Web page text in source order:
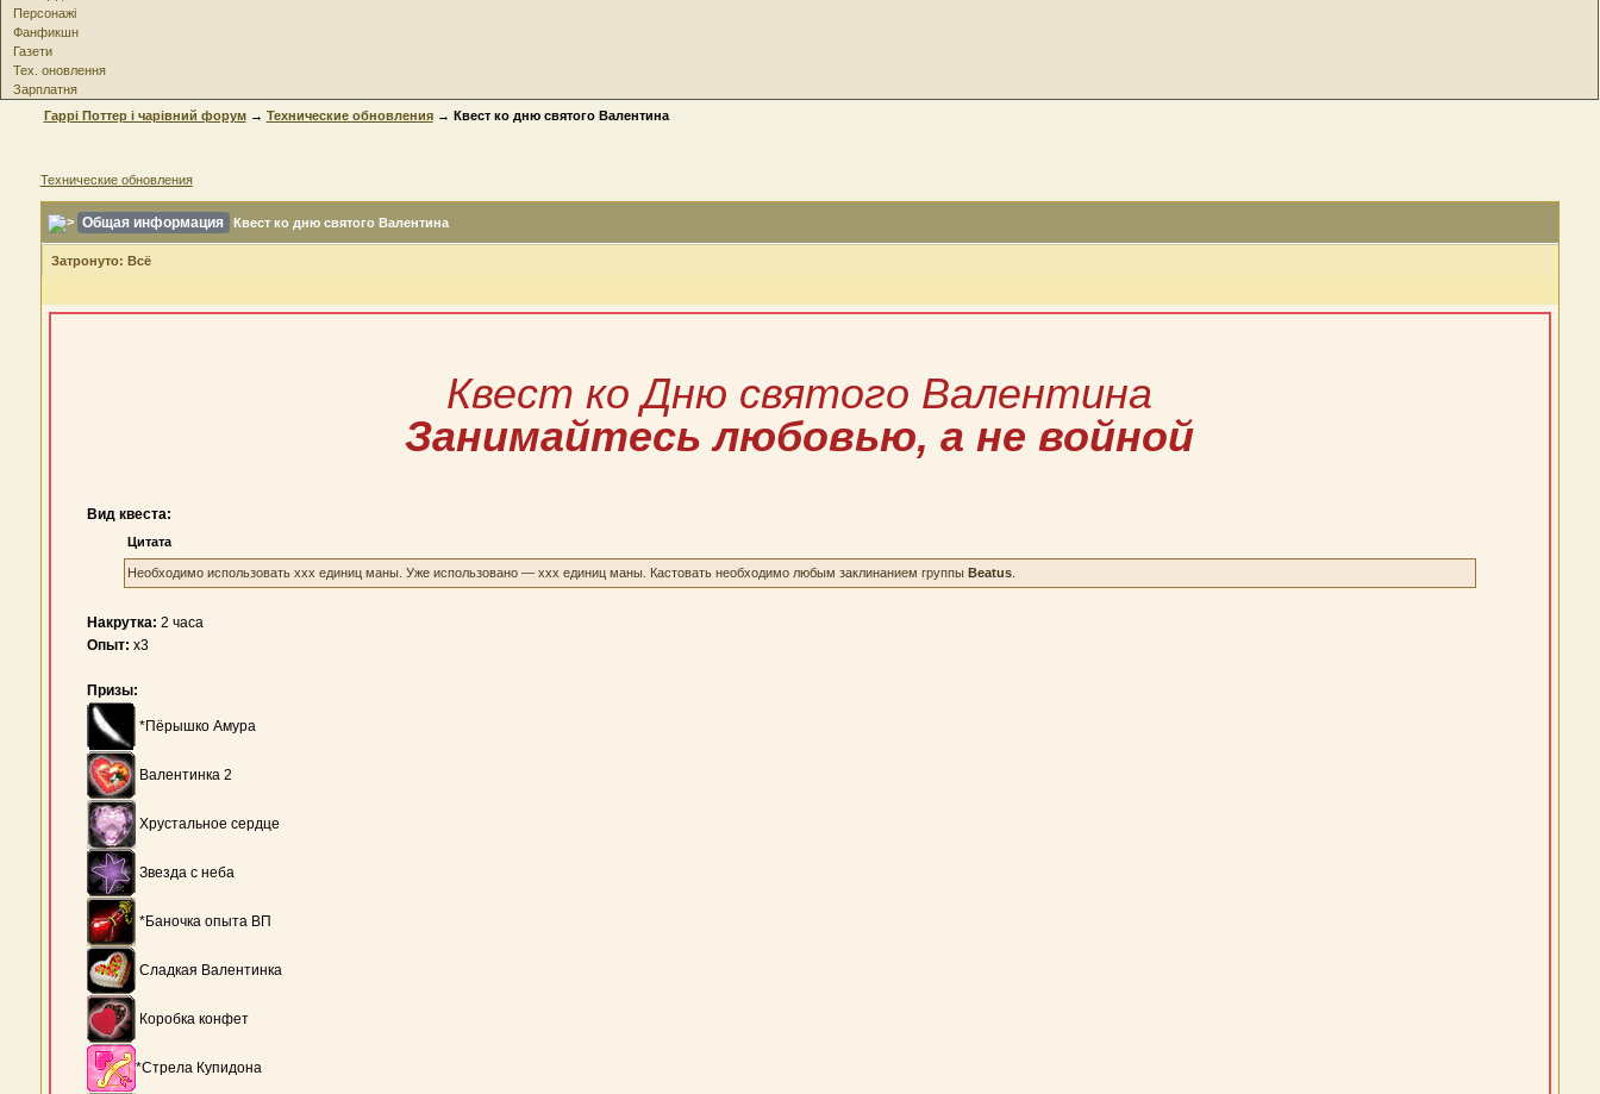
Персонажі
Фанфикшн
Газети
Тех. оновлення
Зарплатня
Гаррі Поттер і чарівний форум→ Технические обновления→ Квест ко дню святого Валентина
Технические обновления
Общая информация Квест ко дню святого Валентина
Затронуто: Всё
Квест ко Дню святого Валентина
Занимайтесь любовью, а не войной
Вид квеста:
Цитата
Необходимо использовать xxx единиц маны. Уже использовано — xxx единиц маны. Кастовать необходимо любым заклинанием группы Beatus.
Накрутка: 2 часа
Опыт: x3
Призы:
*Пёрышко Амура
Валентинка 2
Хрустальное сердце
Звезда с неба
*Баночка опыта ВП
Сладкая Валентинка
Коробка конфет
*Стрела Купидона